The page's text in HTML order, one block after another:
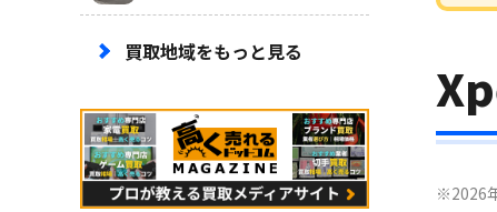
※2026
買取地域をもっと見る